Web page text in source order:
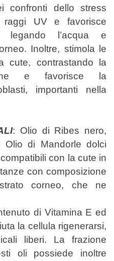
confronti dello stress
raggi UV e favorisce
legando l’acqua e
Inoltre, stimola le
cute, contrastando la
e favorisce la
importanti nella
: Olio di Ribes nero,
di Mandorle dolci
con la cute in
con composizione
corneo, che ne
di Vitamina E ed
la cellula rigenerarsi,
liberi. La frazione
oli possiede inoltre